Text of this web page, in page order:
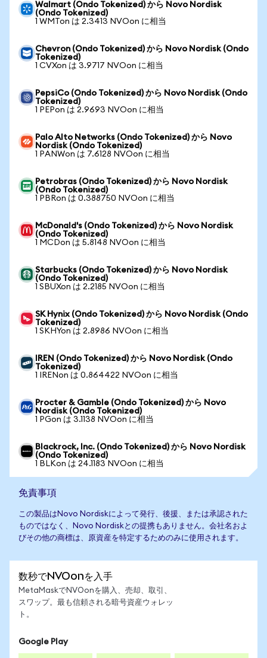
Walmart (Ondo Tokenized) から Novo Nordisk
(Ondo Tokenized)
1 WMTon は 2.3413 NVOon に相当
Chevron (Ondo Tokenized) から Novo Nordisk (Ondo
Tokenized)
1 CVXon は 3.9717 NVOon に相当
PepsiCo (Ondo Tokenized) から Novo Nordisk (Ondo
Tokenized)
1 PEPon は 2.9693 NVOon に相当
Palo Alto Networks (Ondo Tokenized) から Novo
Nordisk (Ondo Tokenized)
1 PANWon は 7.6128 NVOon に相当
Petrobras (Ondo Tokenized) から Novo Nordisk
(Ondo Tokenized)
1 PBRon は 0.388750 NVOon に相当
McDonald's (Ondo Tokenized) から Novo Nordisk
(Ondo Tokenized)
1 MCDon は 5.8148 NVOon に相当
Starbucks (Ondo Tokenized) から Novo Nordisk
(Ondo Tokenized)
1 SBUXon は 2.2185 NVOon に相当
SK Hynix (Ondo Tokenized) から Novo Nordisk (Ondo
Tokenized)
1 SKHYon は 2.8986 NVOon に相当
IREN (Ondo Tokenized) から Novo Nordisk (Ondo
Tokenized)
1 IRENon は 0.864422 NVOon に相当
Procter & Gamble (Ondo Tokenized) から Novo
Nordisk (Ondo Tokenized)
1 PGon は 3.1138 NVOon に相当
Blackrock, Inc. (Ondo Tokenized) から Novo Nordisk
(Ondo Tokenized)
1 BLKon は 24.1183 NVOon に相当
免責事項
この製品はNovo Nordiskによって発行、後援、または承認された
ものではなく、Novo Nordiskとの提携もありません。会社名およ
びその他の商標は、原資産を特定するためのみに使用されます。
数秒でNVOonを入手
MetaMaskでNVOonを購入、売却、取引、
スワップ。最も信頼される暗号資産ウォレッ
ト。
Google Play